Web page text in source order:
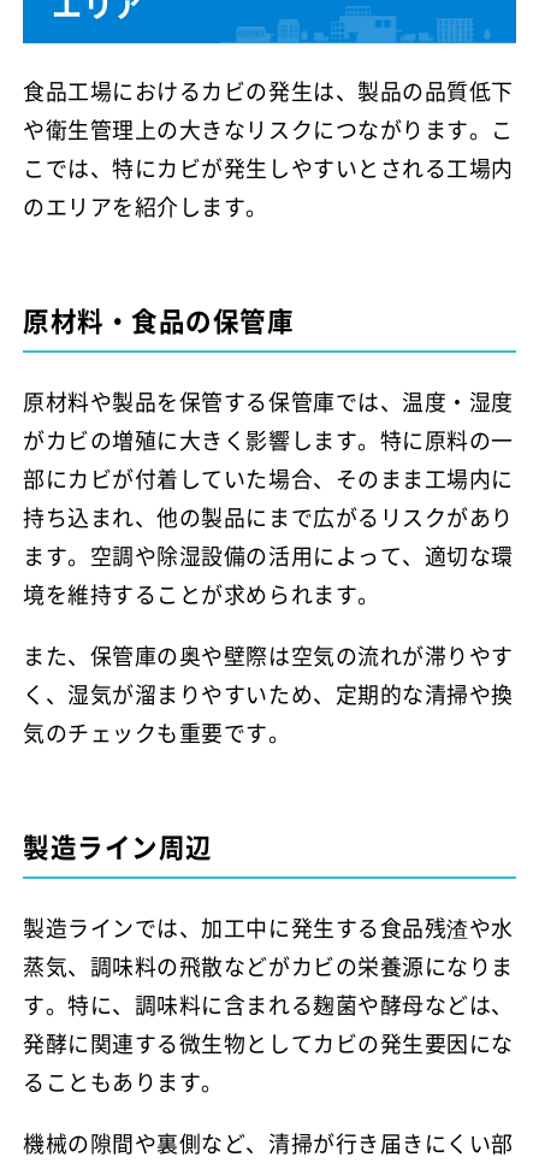
食品工場におけるカビの発生は、製品の品質低下
や衛生管理上の大きなリスクにつながります。こ
こでは、特にカビが発生しやすいとされる工場内
のエリアを紹介します。
原材料・食品の保管庫
原材料や製品を保管する保管庫では、温度・湿度
がカビの増殖に大きく影響します。特に原料の一
部にカビが付着していた場合、そのまま工場内に
持ち込まれ、他の製品にまで広がるリスクがあり
ます。空調や除湿設備の活用によって、適切な環
境を維持することが求められます。
また、保管庫の奥や壁際は空気の流れが滞りやす
く、湿気が溜まりやすいため、定期的な清掃や換
気のチェックも重要です。
製造ライン周辺
製造ラインでは、加工中に発生する食品残渣や水
蒸気、調味料の飛散などがカビの栄養源になりま
す。特に、調味料に含まれる麹菌や酵母などは、
発酵に関連する微生物としてカビの発生要因にな
ることもあります。
機械の隙間や裏側など、清掃が行き届きにくい部